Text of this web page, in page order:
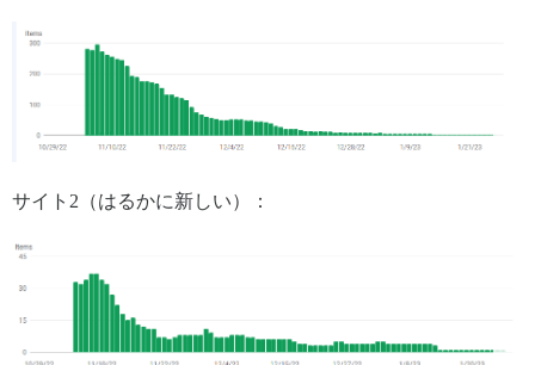
サイト2（はるかに新しい）：